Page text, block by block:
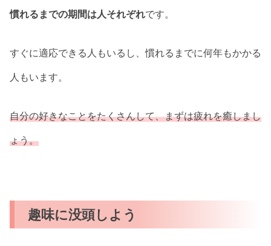
慣れるまでの期間は人それぞれです。
すぐに適応できる人もいるし、慣れるまでに何年もかかる
人もいます。
自分の好きなことをたくさんして、まずは疲れを癒しまし
ょう。
趣味に没頭しよう